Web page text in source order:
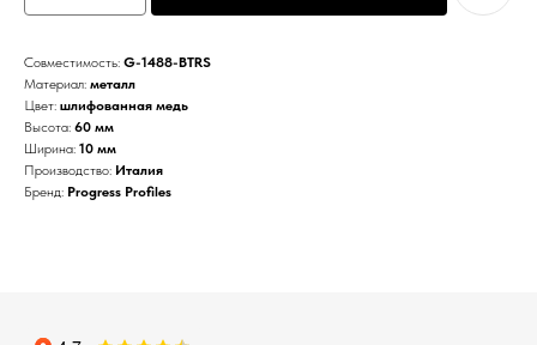
Совместимость: G-1488-BTRS
Материал: металл
Цвет: шлифованная медь
Высота: 60 мм
Ширина: 10 мм
Производство: Италия
Бренд: Progress Profiles